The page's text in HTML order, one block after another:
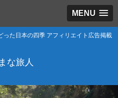
MENU
た日本の四季 アフィリエイト広告掲載
な旅人